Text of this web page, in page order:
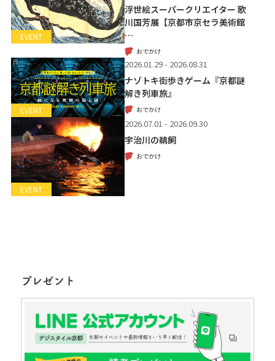
EVENT
浮世絵スーパークリエイター 歌
川国芳展【京都市京セラ美術館
…
おでかけ
EVENT
2026.01.29 - 2026.08.31
ナゾトキ街歩きゲーム『京都謎
解き列車旅』
おでかけ
EVENT
2026.07.01 - 2026.09.30
宇治川の鵜飼
おでかけ
プレゼント